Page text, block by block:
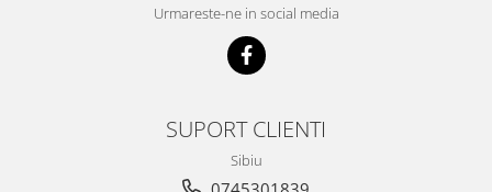
Urmareste-ne in social media
SUPORT CLIENTI
Sibiu